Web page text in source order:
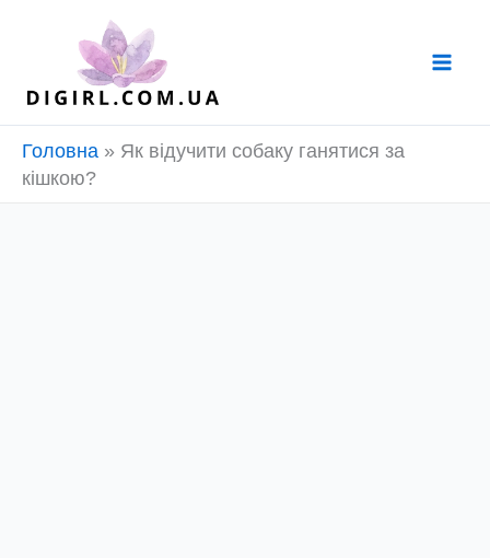
Головна » Як відучити собаку ганятися за
кішкою?